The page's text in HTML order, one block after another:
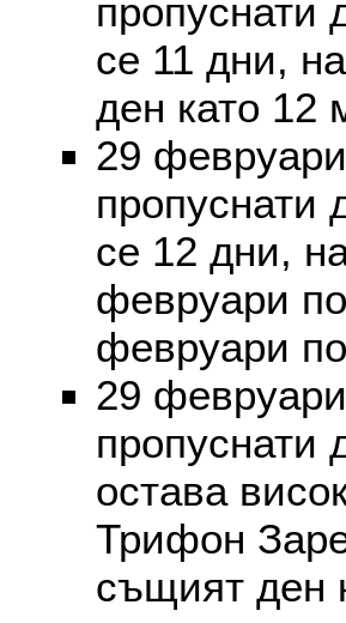
се 11 дни,
ден като 12
29 февруари
се 12 дни,
февруари
февруари
29 февруари
остава
Трифон
същият ден